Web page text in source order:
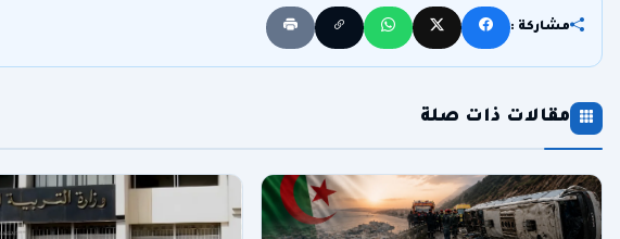
مشاركة :
مقالات ذات صلة